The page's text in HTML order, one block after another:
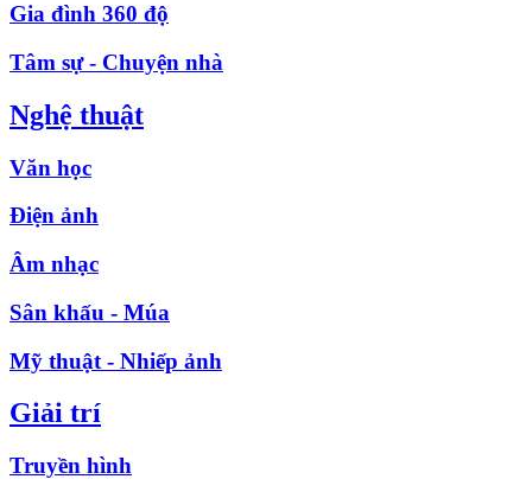
Gia đình 360 độ
Tâm sự - Chuyện nhà
Nghệ thuật
Văn học
Điện ảnh
Âm nhạc
Sân khấu - Múa
Mỹ thuật - Nhiếp ảnh
Giải trí
Truyền hình